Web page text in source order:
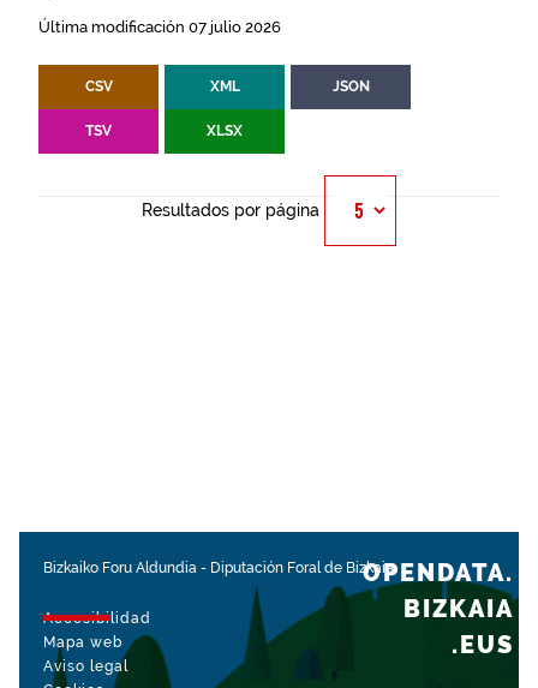
Última modificación 07 julio 2026
CSV XML JSON
TSV XLSX
Resultados por página
Bizkaiko Foru Aldundia - Diputación Foral de Bizkaia
Accesibilidad
Mapa web
Aviso legal
OPENDATA.
BIZKAIA
.EUS